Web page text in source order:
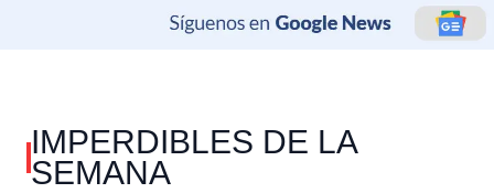
IMPERDIBLES DE LA
SEMANA